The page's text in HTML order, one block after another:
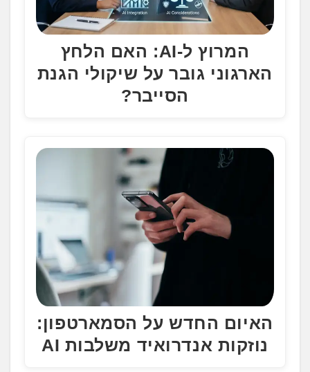
המרוץ ל-AI: האם הלחץ
הארגוני גובר על שיקולי הגנת
הסייבר?
האיום החדש על הסמארטפון:
נוזקות אנדרואיד משלבות AI